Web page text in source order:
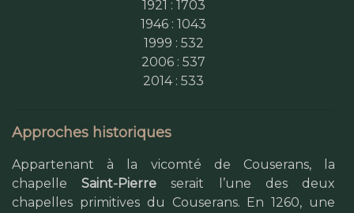
1921 : 1703
1946 : 1043
1999 : 532
2006 : 537
2014 : 533
Approches historiques
Appartenant à la vicomté de Couserans, la
chapelleSaint-Pierre serait l’une des deux
chapelles primitives du Couserans. En 1260, une